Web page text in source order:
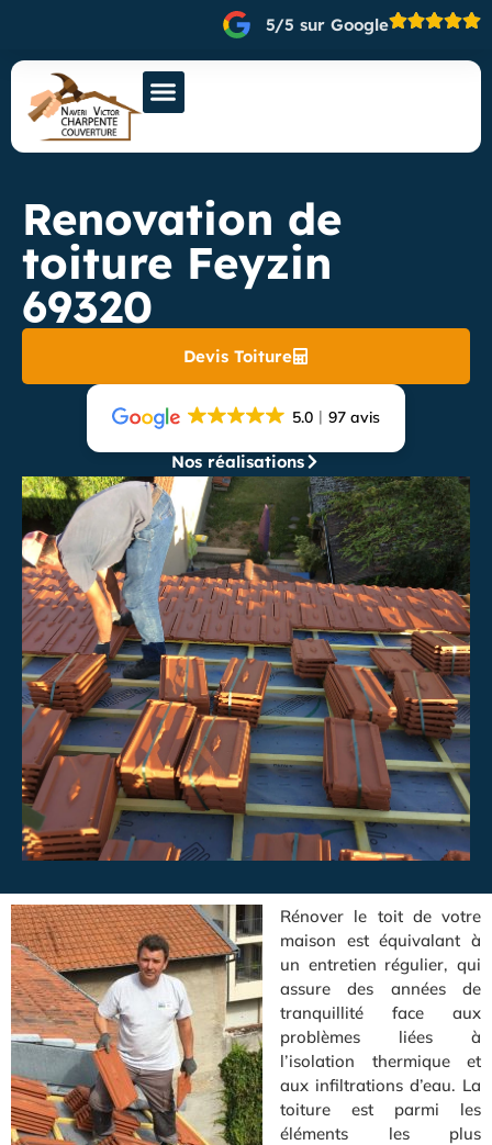
5/5 sur Google
Renovation de
toiture Feyzin
69320
Devis Toiture
5.0 97 avis
Nos réalisations
Rénover le toit de votre
maison est équivalant à
un entretien régulier, qui
assure des années de
tranquillité face aux
problèmes liées à
l’isolation thermique et
aux infiltrations d’eau. La
toiture est parmi les
éléments les plus